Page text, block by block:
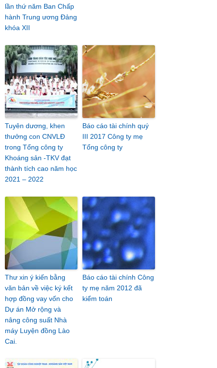
lần thứ năm Ban Chấp
hành Trung ương Đảng
khóa XII
Tuyên dương, khen
thưởng con CNVLĐ
trong Tổng công ty
Khoáng sản -TKV đạt
thành tích cao năm học
2021 – 2022
Báo cáo tài chính quý
III 2017 Công ty mẹ
Tổng công ty
Thư xin ý kiến bằng
văn bản về việc ký kết
hợp đồng vay vốn cho
Dự án Mở rộng và
nâng công suất Nhà
máy Luyện đồng Lào
Cai.
Báo cáo tài chính Công
ty mẹ năm 2012 đã
kiểm toán